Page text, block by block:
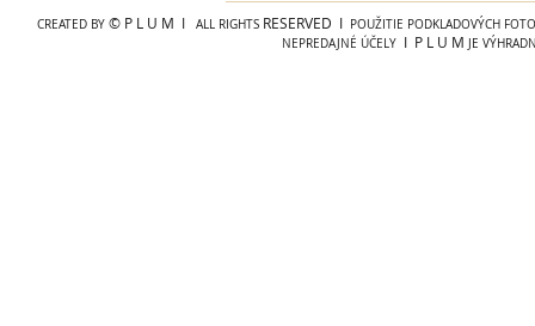
CREATED BY © P L U M I ALL RIGHTS RESERVED I POUŽITIE PODKLADOVÝCH
NEPREDAJNÉ ÚČELY I P L U M JE